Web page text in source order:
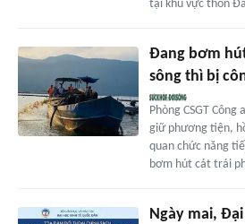
tại khu vực thôn
Đang bơm
sông thì bị
Phòng CSGT
giữ phương tiện,
quan chức năng
bơm hút cát trái
Ngày mai,